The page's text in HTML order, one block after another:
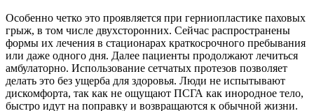
Особенно четко это проявляется при герниопластике паховых
грыж, в том числе двухсторонних. Сейчас распространены
формы их лечения в стационарах краткосрочного пребывания
или даже одного дня. Далее пациенты продолжают лечиться
амбулаторно. Использование сетчатых протезов позволяет
делать это без ущерба для здоровья. Люди не испытывают
дискомфорта, так как не ощущают ПСГА как инородное тело,
быстро идут на поправку и возвращаются к обычной жизни.